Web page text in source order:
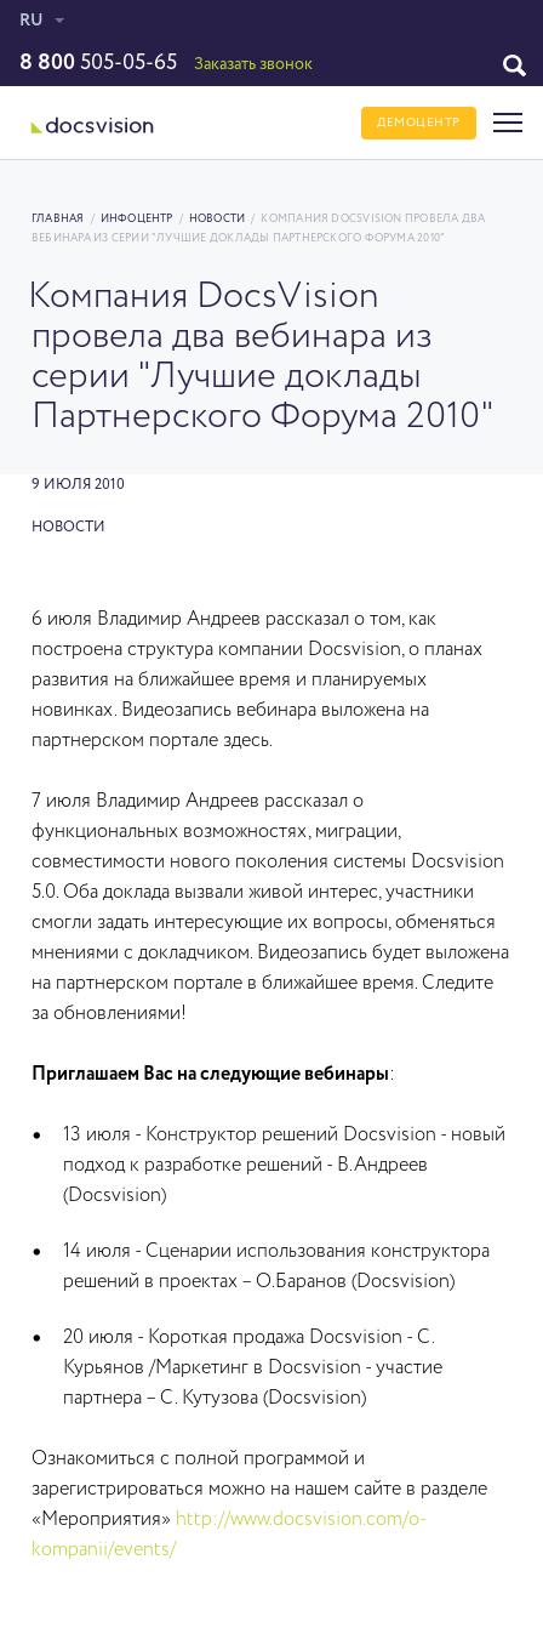
RU
8 800 505-05-65 Заказать звонок
ДЕМОЦЕНТР
ГЛАВНАЯ / ИНФОЦЕНТР / НОВОСТИ /
КОМПАНИЯ DOCSVISION ПРОВЕЛА ДВА
ВЕБИНАРА ИЗ СЕРИИ "ЛУЧШИЕ ДОКЛАДЫ ПАРТНЕРСКОГО ФОРУМА 2010"
Компания DocsVision
провела два вебинара из
серии "Лучшие доклады
Партнерского Форума 2010"
9 ИЮЛЯ 2010
НОВОСТИ
6 июля Владимир Андреев рассказал о том, как
построена структура компании Docsvision, о планах
развития на ближайшее время и планируемых
новинках. Видеозапись вебинара выложена на
партнерском портале здесь.
7 июля Владимир Андреев рассказал о
функциональных возможностях, миграции,
совместимости нового поколения системы Docsvision
5.0. Оба доклада вызвали живой интерес, участники
смогли задать интересующие их вопросы, обменяться
мнениями с докладчиком. Видеозапись будет выложена
на партнерском портале в ближайшее время. Следите
за обновлениями!
Приглашаем Вас на следующие вебинары:
13 июля - Конструктор решений Docsvision - новый
подход к разработке решений - В.Андреев
(Docsvision)
14 июля - Сценарии использования конструктора
решений в проектах – О.Баранов (Docsvision)
20 июля - Короткая продажа Docsvision - C.
Курьянов /Маркетинг в Docsvision - участие
партнера – С. Кутузова (Docsvision)
Ознакомиться с полной программой и
зарегистрироваться можно на нашем сайте в разделе
«Мероприятия» http://www.docsvision.com/o-
kompanii/events/